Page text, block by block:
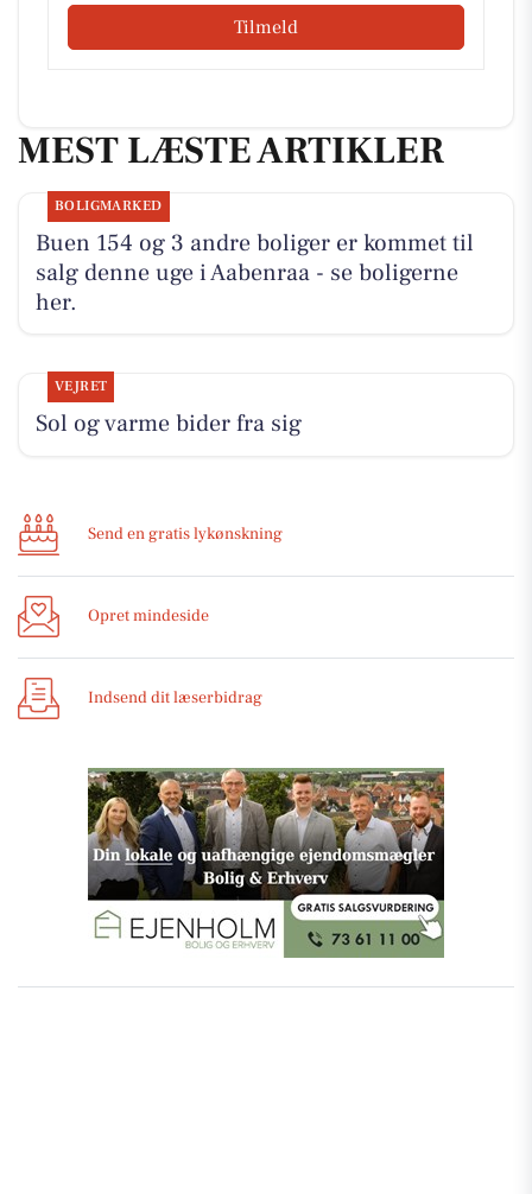
Tilmeld
MEST LÆSTE ARTIKLER
BOLIGMARKED
Buen 154 og 3 andre boliger er kommet til
salg denne uge i Aabenraa - se boligerne
her.
VEJRET
Sol og varme bider fra sig
Send en gratis lykønskning
Opret mindeside
Indsend dit læserbidrag